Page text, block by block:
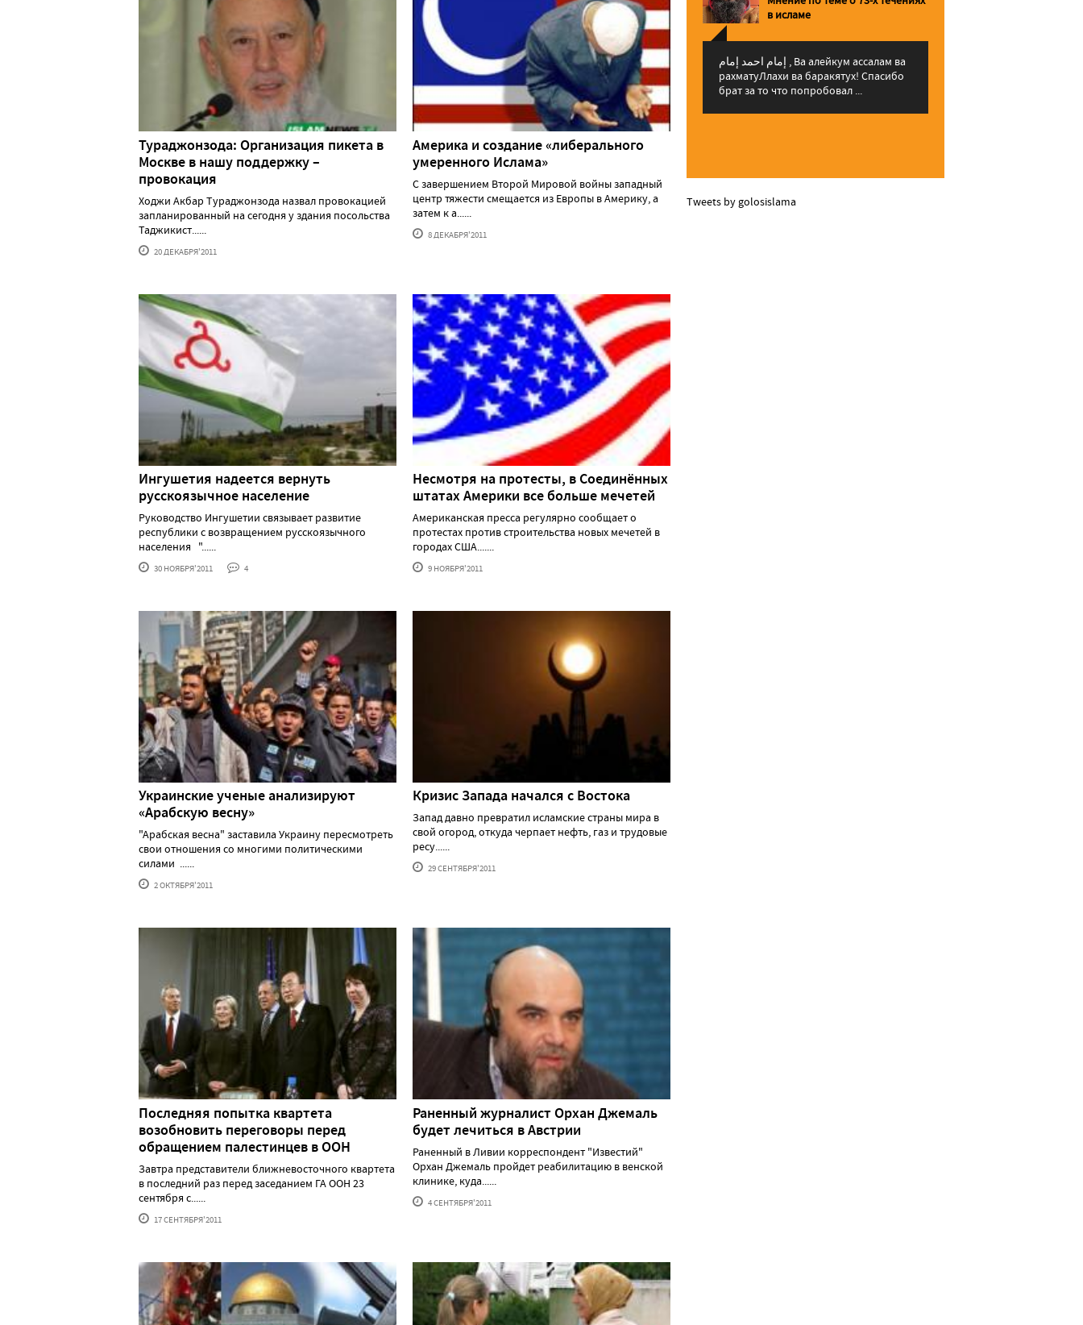
Тураджонзода: Организация пикета в
Москве в нашу поддержку –
провокация
Ходжи Акбар Тураджонзода назвал провокацией
запланированный на сегодня у здания посольства
Таджикист......
20 ДЕКАБРЯ'2011
Америка и создание «либерального
умеренного Ислама»
С завершением Второй Мировой войны западный
центр тяжести смещается из Европы в Америку, а
затем к а......
8 ДЕКАБРЯ'2011
Ингушетия надеется вернуть
русскоязычное население
Руководство Ингушетии связывает развитие
республики с возвращением русскоязычного
населения "......
30 НОЯБРЯ'2011 4
Несмотря на протесты, в Соединённых
штатах Америки все больше мечетей
Американская пресса регулярно сообщает о
протестах против строительства новых мечетей в
городах США.......
9 НОЯБРЯ'2011
Украинские ученые анализируют
«Арабскую весну»
"Арабская весна" заставила Украину пересмотреть
свои отношения со многими политическими
силами ......
2 ОКТЯБРЯ'2011
Кризис Запада начался с Востока
Запад давно превратил исламские страны мира в
свой огород, откуда черпает нефть, газ и трудовые
ресу......
29 СЕНТЯБРЯ'2011
Последняя попытка квартета
возобновить переговоры перед
обращением палестинцев в ООН
Завтра представители ближневосточного квартета
в последний раз перед заседанием ГА ООН 23
сентября с......
17 СЕНТЯБРЯ'2011
Раненный журналист Орхан Джемаль
будет лечиться в Австрии
Раненный в Ливии корреспондент "Известий"
Орхан Джемаль пройдет реабилитацию в венской
клинике, куда......
4 СЕНТЯБРЯ'2011
в исламе
إمام احمد إمام , Ва алейкум ассалам ва
рахматуЛлахи ва баракятух! Спасибо
брат за то что попробовал ...
Tweets by golosislama